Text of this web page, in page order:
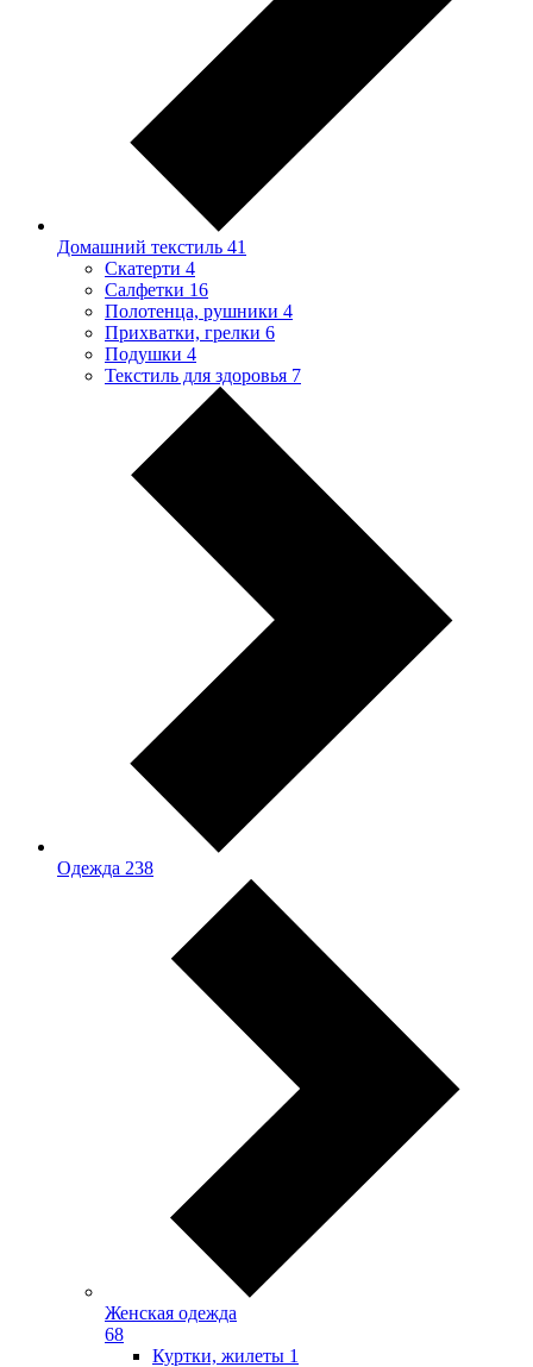
Домашний текстиль 41
Скатерти 4
Салфетки 16
Полотенца, рушники 4
Прихватки, грелки 6
Подушки 4
Текстиль для здоровья 7
Одежда 238
Женская одежда
68
Куртки, жилеты 1